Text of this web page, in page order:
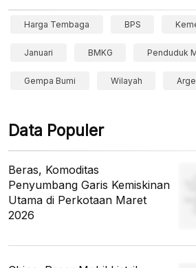
Harga Tembaga BPS
Januari BMKG Penduduk
Gempa Bumi Wilayah
Data Populer
Beras, Komoditas
Penyumbang Garis Kemiskinan
Utama di Perkotaan Maret
2026